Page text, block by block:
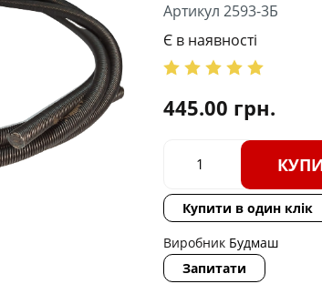
Артикул 2593-3Б
Є в наявності
445.00 грн.
Купити в один клік
Виробник Будмаш
Запитати